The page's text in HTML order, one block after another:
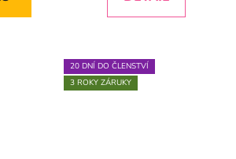
20 DNÍ DO ČLENSTVÍ
3 ROKY ZÁRUKY